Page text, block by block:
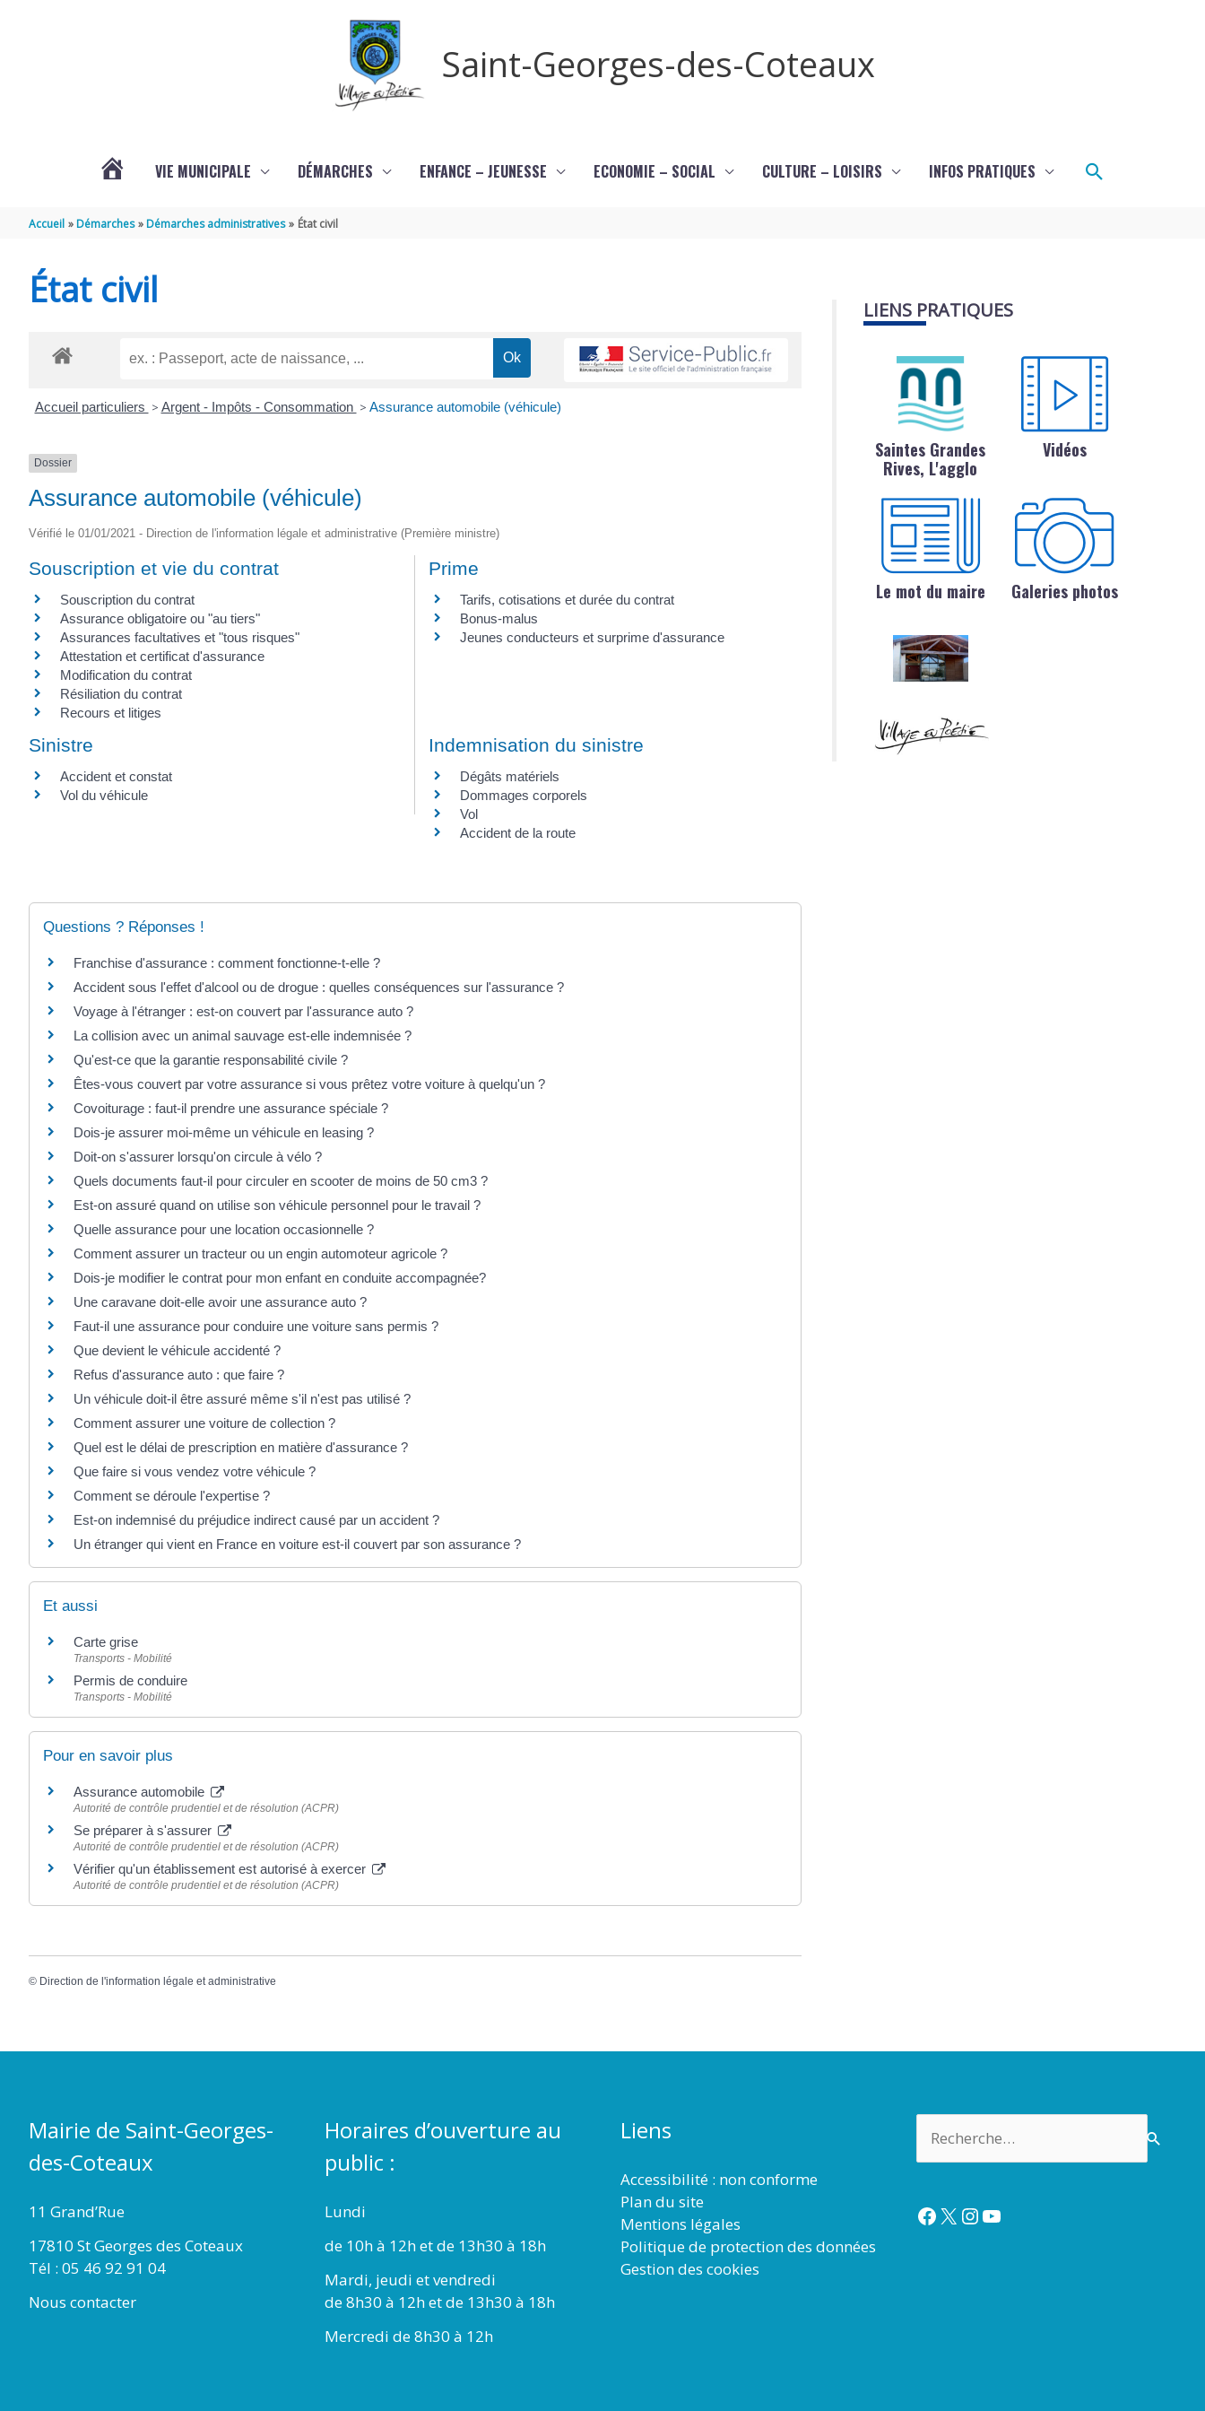
Saint-Georges-des-Coteaux
VIE MUNICIPALE DÉMARCHES ENFANCE – JEUNESSE ECONOMIE – SOCIAL CULTURE – LOISIRS INFOS PRATIQUES Rechercher
Accueil Démarches Démarches administratives État civil
État civil
Accueil particuliers > Argent - Impôts - Consommation > Assurance automobile (véhicule)
Dossier
Assurance automobile (véhicule)
Vérifié le 01/01/2021 - Direction de l'information légale et administrative (Première ministre)
Souscription et vie du contrat
Souscription du contrat
Assurance obligatoire ou "au tiers"
Assurances facultatives et "tous risques"
Attestation et certificat d'assurance
Modification du contrat
Résiliation du contrat
Recours et litiges
Prime
Tarifs, cotisations et durée du contrat
Bonus-malus
Jeunes conducteurs et surprime d'assurance
Sinistre
Accident et constat
Vol du véhicule
Indemnisation du sinistre
Dégâts matériels
Dommages corporels
Vol
Accident de la route
Questions ? Réponses !
Franchise d'assurance : comment fonctionne-t-elle ?
Accident sous l'effet d'alcool ou de drogue : quelles conséquences sur l'assurance ?
Voyage à l'étranger : est-on couvert par l'assurance auto ?
La collision avec un animal sauvage est-elle indemnisée ?
Qu'est-ce que la garantie responsabilité civile ?
Êtes-vous couvert par votre assurance si vous prêtez votre voiture à quelqu'un ?
Covoiturage : faut-il prendre une assurance spéciale ?
Dois-je assurer moi-même un véhicule en leasing ?
Doit-on s'assurer lorsqu'on circule à vélo ?
Quels documents faut-il pour circuler en scooter de moins de 50 cm3 ?
Est-on assuré quand on utilise son véhicule personnel pour le travail ?
Quelle assurance pour une location occasionnelle ?
Comment assurer un tracteur ou un engin automoteur agricole ?
Dois-je modifier le contrat pour mon enfant en conduite accompagnée?
Une caravane doit-elle avoir une assurance auto ?
Faut-il une assurance pour conduire une voiture sans permis ?
Que devient le véhicule accidenté ?
Refus d'assurance auto : que faire ?
Un véhicule doit-il être assuré même s'il n'est pas utilisé ?
Comment assurer une voiture de collection ?
Quel est le délai de prescription en matière d'assurance ?
Que faire si vous vendez votre véhicule ?
Comment se déroule l'expertise ?
Est-on indemnisé du préjudice indirect causé par un accident ?
Un étranger qui vient en France en voiture est-il couvert par son assurance ?
Et aussi
Carte grise
Transports - Mobilité
Permis de conduire
Transports - Mobilité
Pour en savoir plus
Assurance automobile
Autorité de contrôle prudentiel et de résolution (ACPR)
Se préparer à s'assurer
Autorité de contrôle prudentiel et de résolution (ACPR)
Vérifier qu'un établissement est autorisé à exercer
Autorité de contrôle prudentiel et de résolution (ACPR)
© Direction de l'information légale et administrative
LIENS PRATIQUES
Saintes Grandes
Rives, L'agglo
Vidéos
Le mot du maire Galeries photos
Mairie de Saint-Georges-
des-Coteaux
11 Grand’Rue
17810 St Georges des Coteaux
Tél : 05 46 92 91 04
Nous contacter
Horaires d’ouverture au
public :
Lundi
de 10h à 12h et de 13h30 à 18h
Mardi, jeudi et vendredi
de 8h30 à 12h et de 13h30 à 18h
Mercredi de 8h30 à 12h
Liens
Accessibilité : non conforme
Plan du site
Mentions légales
Politique de protection des données
Gestion des cookies
Facebook
X Instagram
YouTube